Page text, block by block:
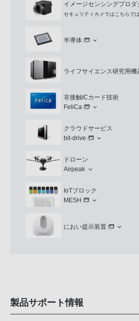
イメージセンシングプロダ
セキュリティカメラはこちらで
半導体
ライフサイエンス研究用機
非接触ICカード技術
FeliCa
クラウドサービス
bit-drive
ドローン
Airpeak
IoTブロック
MESH
におい提示装置
製品サポート情報